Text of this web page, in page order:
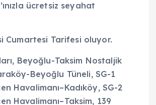
ücretsiz seyahat
Cumartesi Tarifesi oluyor.
Beyoğlu-Taksim Nostaljik
Beyoğlu Tüneli, SG-1
Havalimanı–Kadıköy, SG-2
Havalimanı–Taksim, 139